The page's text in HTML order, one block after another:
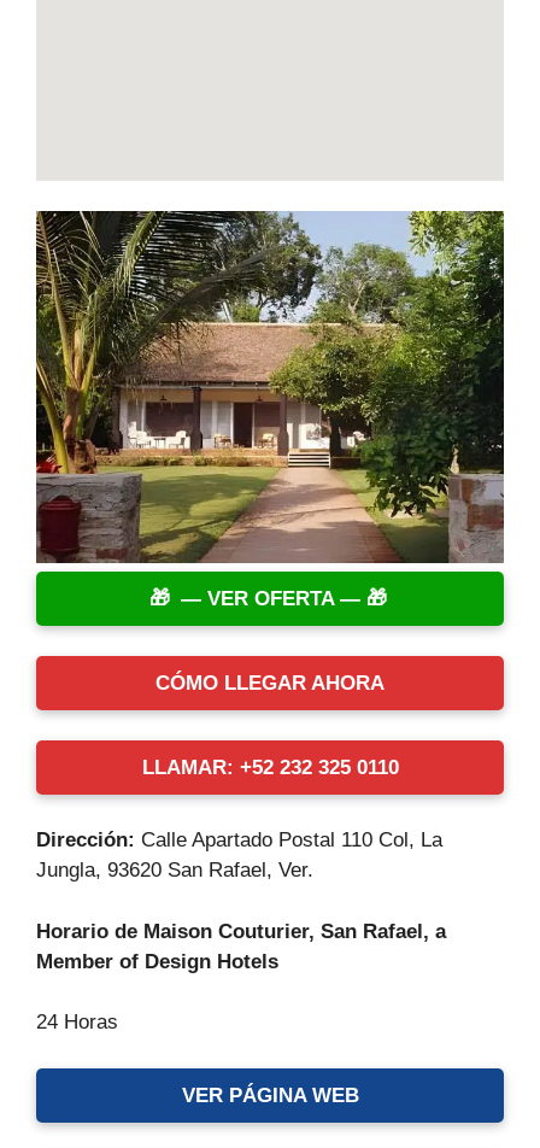
— VER OFERTA —
CÓMO LLEGAR AHORA
LLAMAR: +52 232 325 0110
Dirección: Calle Apartado Postal 110 Col, La
Jungla, 93620 San Rafael, Ver.
Horario de Maison Couturier, San Rafael, a
Member of Design Hotels
24 Horas
VER PÁGINA WEB